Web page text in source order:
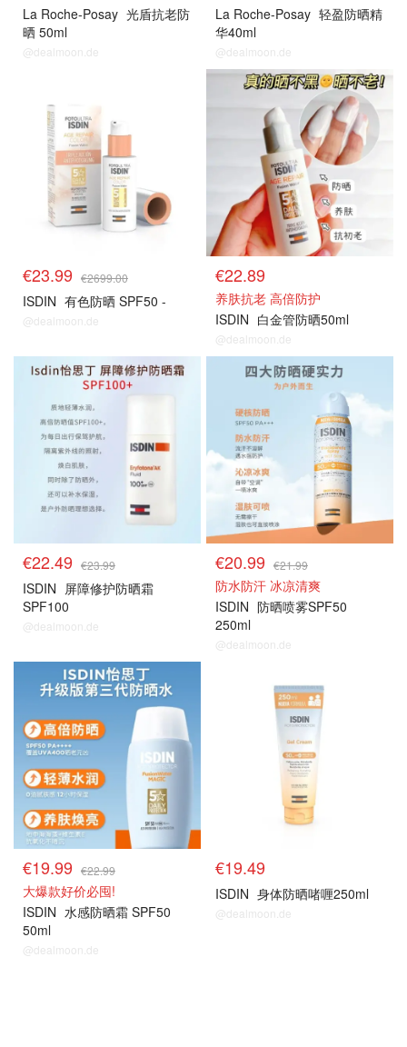
La Roche-Posay 光盾抗老防
晒 50ml
@dealmoon.de
La Roche-Posay 轻盈防晒精
华40ml
@dealmoon.de
€23.99 €2699.00
ISDIN 有色防晒 SPF50 -
@dealmoon.de
药妆防晒
€22.89
养肤抗老 高倍防护
ISDIN 白金管防晒50ml
@dealmoon.de
药妆防晒
€22.49 €23.99
ISDIN 屏障修护防晒霜
SPF100
@dealmoon.de
药妆防晒
€20.99 €21.99
防水防汗 冰凉清爽
ISDIN 防晒喷雾SPF50
250ml
@dealmoon.de
药妆防晒
€19.99 €22.99
大爆款好价必囤!
ISDIN 水感防晒霜 SPF50
50ml
@dealmoon.de
€19.49
ISDIN 身体防晒啫喱250ml
@dealmoon.de